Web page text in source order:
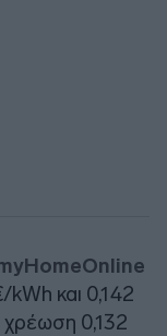
και 0,142
χρέωση 0,132